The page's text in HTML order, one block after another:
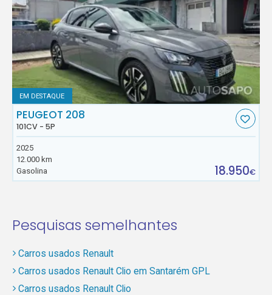
EM DESTAQUE
PEUGEOT 208
101CV - 5P
2025
12.000 km
Gasolina
18.950€
Pesquisas semelhantes
Carros usados Renault
Carros usados Renault Clio em Santarém GPL
Carros usados Renault Clio